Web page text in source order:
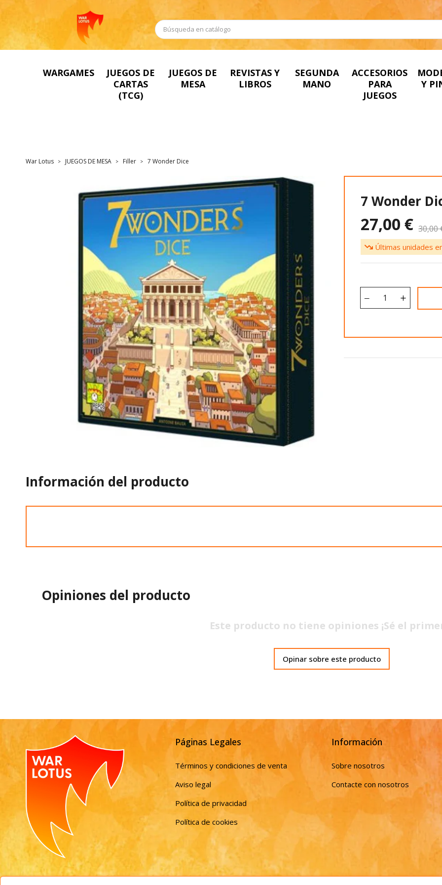
WARGAMES
JUEGOS DE
CARTAS
(TCG)
JUEGOS DE
MESA
REVISTAS Y
LIBROS
SEGUNDA
MANO
ACCESORIOS
PARA
JUEGOS
Y
War Lotus JUEGOS DE MESA Filler 7 Wonder Dice
7 Wonder
27,00 € 30,00
Últimas unidades
Información del producto
Opiniones del producto
Este producto no tiene opiniones ¡Sé el
Opinar sobre este producto
Páginas Legales
Términos y condiciones de venta
Aviso legal
Política de privacidad
Política de cookies
Información
Sobre nosotros
Contacte con nosotros